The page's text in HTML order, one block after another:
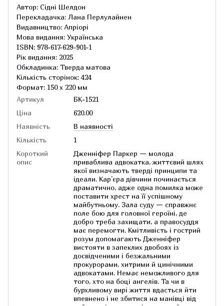
Автор: Сідні Шелдон
Перекладачка: Лана Перлулайнен
Видавництво: Апріорі
Мова видання: Українська
ISBN: 978-617-629-901-1
Рік видання: 2025
Обкладинка: Тверда матова
Кількість сторінок: 424
Формат: 150 х 220 мм
Артикул
БК-1521
Ціна
620.00
Наявність
В наявності
Кількість
1
Короткий
опис
Дженніфер Паркер — молода
приваблива адвокатка, життєвий шлях
якої визначають тверді принципи та
ідеали. Кар’єра дівчини починається
драматично, адже одна помилка може
поставити хрест на її успішному
майбутньому. Зала суду — справжнє
поле бою для головної героїні, де
добро треба захищати, а правосуддя
має перемогти. Кмітливість і гострий
розум допомагають Дженніфер
вистояти в запеклих двобоях із
досвідченими і безжальними
прокурорами, хитрими й цинічними
адвокатами. Немає неможливого для
того, хто на боці ангелів. Та чи в
бурхливому вирі життя вдасться йти
впевнено і не збитися на манівці від